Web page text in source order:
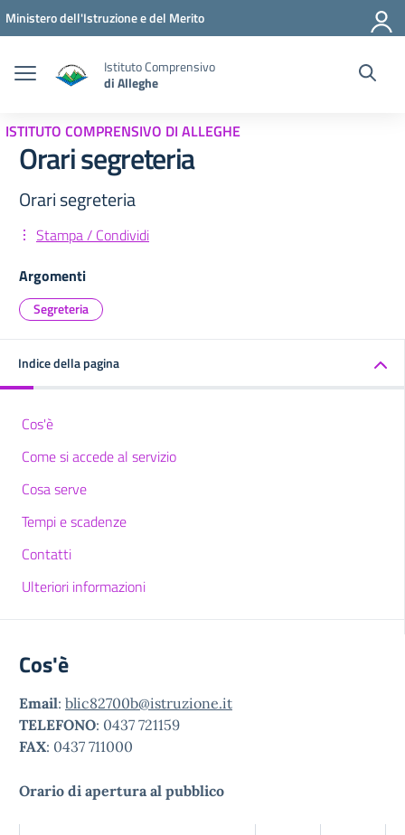
Vai ai contenuti
Vai al menu di navigazione
Vai al footer
Ministero dell'Istruzione e del Merito
Istituto Comprensivo
di Alleghe
ISTITUTO COMPRENSIVO DI ALLEGHE
Orari segreteria
Orari segreteria
Stampa / Condividi
Argomenti
Segreteria
Indice della pagina
Cos'è
Come si accede al servizio
Cosa serve
Tempi e scadenze
Contatti
Ulteriori informazioni
Cos'è
Email: blic82700b@istruzione.it
TELEFONO: 0437 721159
FAX: 0437 711000
Orario di apertura al pubblico